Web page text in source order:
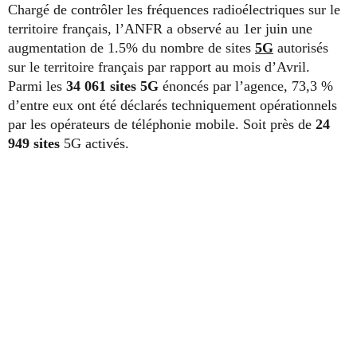
Chargé de contrôler les fréquences radioélectriques sur le
territoire français, l’ANFR a observé au 1er juin une
augmentation de 1.5% du nombre de sites 5G autorisés
sur le territoire français par rapport au mois d’Avril.
Parmi les 34 061 sites 5G énoncés par l’agence, 73,3 %
d’entre eux ont été déclarés techniquement opérationnels
par les opérateurs de téléphonie mobile. Soit près de 24
949 sites 5G activés.